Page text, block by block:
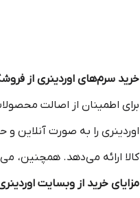
خرید سرم‌های اوردینری از
برای اطمینان از اصالت
اوردینری را به صورت آنلاین
کالا ارائه می‌دهد. همچنین،
مزایای خرید از وبسایت